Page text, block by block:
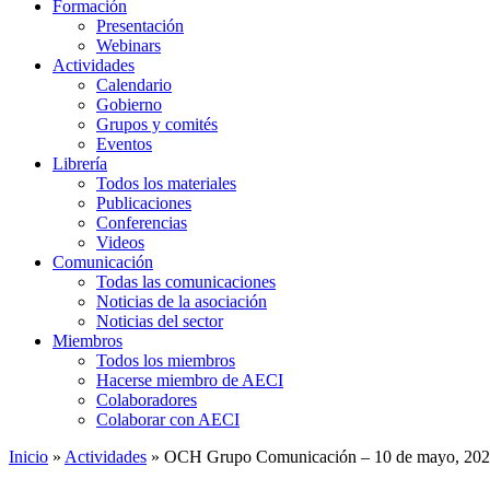
Formación
Presentación
Webinars
Actividades
Calendario
Gobierno
Grupos y comités
Eventos
Librería
Todos los materiales
Publicaciones
Conferencias
Videos
Comunicación
Todas las comunicaciones
Noticias de la asociación
Noticias del sector
Miembros
Todos los miembros
Hacerse miembro de AECI
Colaboradores
Colaborar con AECI
Inicio » Actividades » OCH Grupo Comunicación – 10 de mayo,